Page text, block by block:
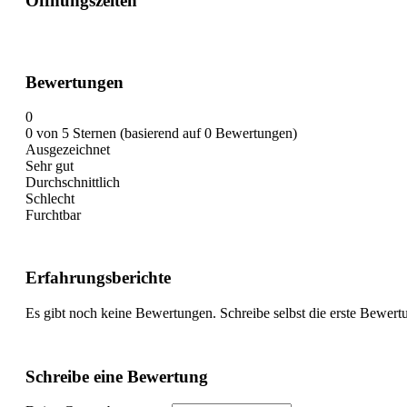
Bewertungen
0
0 von 5 Sternen (basierend auf 0 Bewertungen)
Ausgezeichnet
Sehr gut
Durchschnittlich
Schlecht
Furchtbar
Erfahrungsberichte
Es gibt noch keine Bewertungen. Schreibe selbst die erste
Schreibe eine Bewertung